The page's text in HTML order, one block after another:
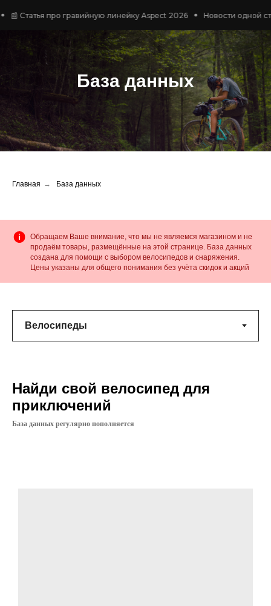
про гравийную линейку Aspect 2026 Новости одной строкой
База данных
Главная → База данных
Обращаем Ваше внимание, что мы не являемся магазином и не
продаём товары, размещённые на этой странице. База данных
создана для помощи с выбором велосипедов и снаряжения.
Цены указаны для общего понимания без учёта скидок и акций
Найди свой велосипед для
приключений
База данных регулярно пополняется